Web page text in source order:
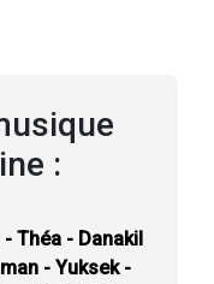
:
Théa - Danakil
- Yuksek -